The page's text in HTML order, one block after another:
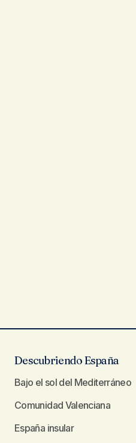
Descubriendo España
Bajo el sol del Mediterráneo
Comunidad Valenciana
España insular